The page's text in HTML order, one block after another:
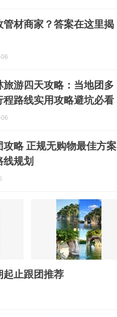
材商家？答案在这里揭
旅游四天攻略：当地团多
路线实用攻略避坑必看
攻略 正规无购物最佳方案
规划
起止跟团推荐